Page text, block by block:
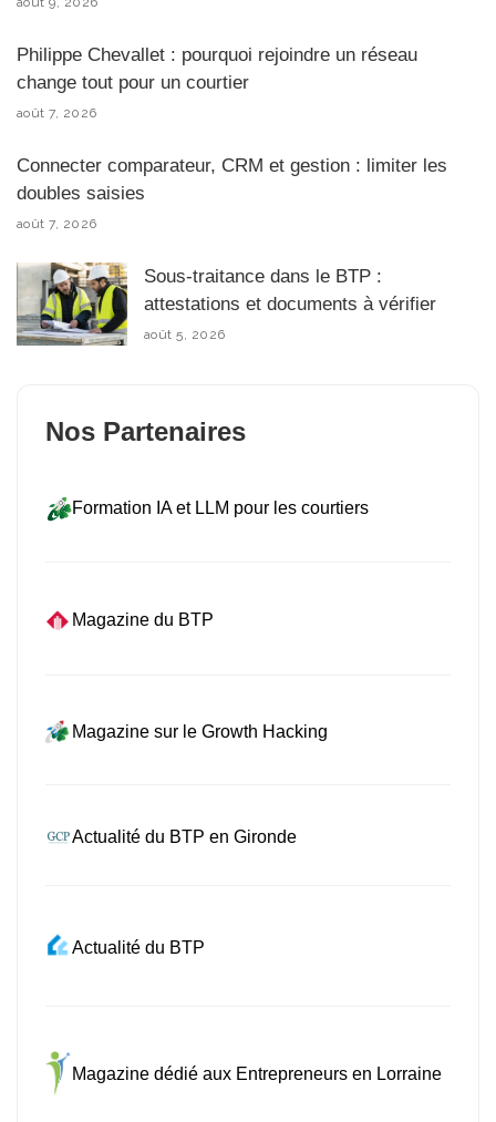
Philippe Chevallet : pourquoi rejoindre un réseau
change tout pour un courtier
août 7, 2026
Connecter comparateur, CRM et gestion : limiter les
doubles saisies
août 7, 2026
Sous-traitance dans le BTP :
attestations et documents à vérifier
août 5, 2026
Nos Partenaires
Formation IA et LLM pour les courtiers
Magazine du BTP
Magazine sur le Growth Hacking
Actualité du BTP en Gironde
Actualité du BTP
Magazine dédié aux Entrepreneurs en Lorraine